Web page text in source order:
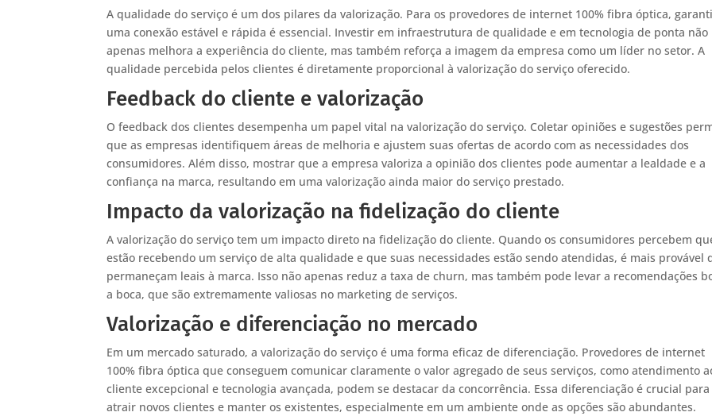
A qualidade do serviço é um dos pilares da valorização. Para os provedores de internet 100% fibra óptica,
uma conexão estável e rápida é essencial. Investir em infraestrutura de qualidade e em tecnologia de ponta não
apenas melhora a experiência do cliente, mas também reforça a imagem da empresa como um líder no setor. A
qualidade percebida pelos clientes é diretamente proporcional à valorização do serviço oferecido.
Feedback do cliente e valorização
O feedback dos clientes desempenha um papel vital na valorização do serviço. Coletar opiniões e sugestões
que as empresas identifiquem áreas de melhoria e ajustem suas ofertas de acordo com as necessidades dos
consumidores. Além disso, mostrar que a empresa valoriza a opinião dos clientes pode aumentar a lealdade e a
confiança na marca, resultando em uma valorização ainda maior do serviço prestado.
Impacto da valorização na fidelização do cliente
A valorização do serviço tem um impacto direto na fidelização do cliente. Quando os consumidores percebem
estão recebendo um serviço de alta qualidade e que suas necessidades estão sendo atendidas, é mais provável
permaneçam leais à marca. Isso não apenas reduz a taxa de churn, mas também pode levar a recomendações
a boca, que são extremamente valiosas no marketing de serviços.
Valorização e diferenciação no mercado
Em um mercado saturado, a valorização do serviço é uma forma eficaz de diferenciação. Provedores de internet
100% fibra óptica que conseguem comunicar claramente o valor agregado de seus serviços, como atendimento
cliente excepcional e tecnologia avançada, podem se destacar da concorrência. Essa diferenciação é crucial para
atrair novos clientes e manter os existentes, especialmente em um ambiente onde as opções são abundantes.